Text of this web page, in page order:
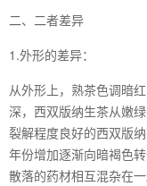
二、二者差异
1.外形的差异：
从外形上，熟茶色调暗
深，西双版纳生茶从嫩
裂解程度良好的西双版
年份增加逐渐向暗褐色
散落的药材相互混杂在